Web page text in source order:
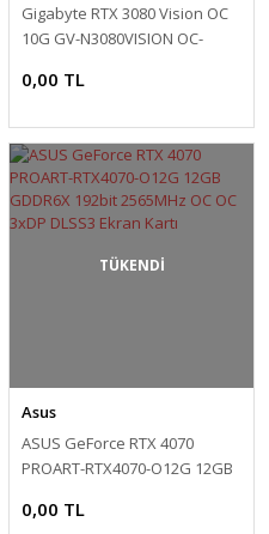
Gigabyte RTX 3080 Vision OC
10G GV-N3080VISION OC-
GB Ekran Kartı V2.0
0,00 TL
TÜKENDİ
Asus
ASUS GeForce RTX 4070
PROART-RTX4070-O12G 12GB
OC 3xDP DLSS3 Ekran Kartı
0,00 TL